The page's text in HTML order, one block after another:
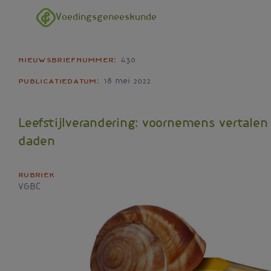
Overslaan en naar de inhoud gaan
Voedingsgeneeskunde
Nieuwsbriefnummer 430
Publicatiedatum 18 mei 2022
Leefstijlverandering: voornemens vertalen
daden
Rubriek
VGBC